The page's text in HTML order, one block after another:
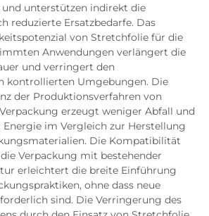
und unterstützen indirekt die
reduzierte Ersatzbedarfe. Das
von Stretchfolie für die
Anwendungen verlängert die
und verringert den
kontrollierten Umgebungen. Die
der Produktionsverfahren von
erzeugt weniger Abfall und
im Vergleich zur Herstellung
Die Kompatibilität
Verpackung mit bestehender
erleichtert die breite Einführung
ohne dass neue
sind. Die Verringerung des